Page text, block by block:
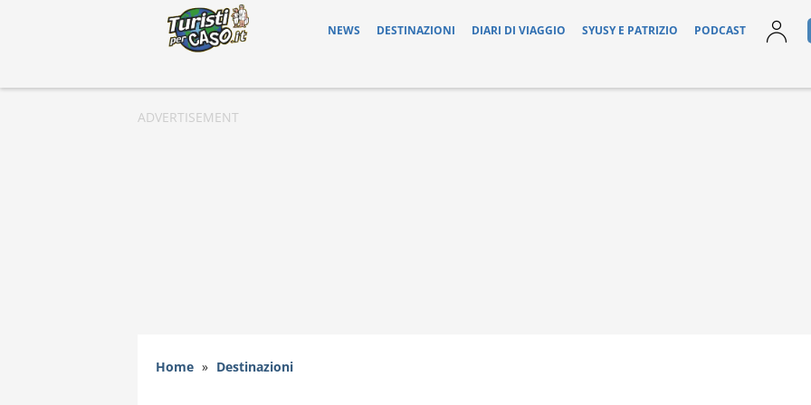
NEWS DESTINAZIONI DIARI DI VIAGGIO SYUSY E PATRIZIO PODCAST
Home » Destinazioni